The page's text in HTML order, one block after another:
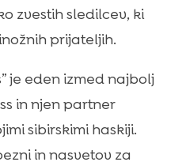
zvestih sledilcev, ki
prijateljih.
je eden izmed najbolj
in njen partner
sibirskimi haskiji.
in nasvetov za